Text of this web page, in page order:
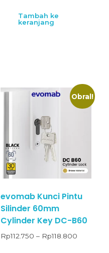
Tambah ke
keranjang
Obral!
evomab Kunci Pintu
Silinder 60mm
Cylinder Key DC-B60
Rp112.750 – Rp118.800